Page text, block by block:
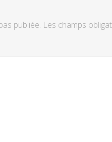
publiée. Les champs